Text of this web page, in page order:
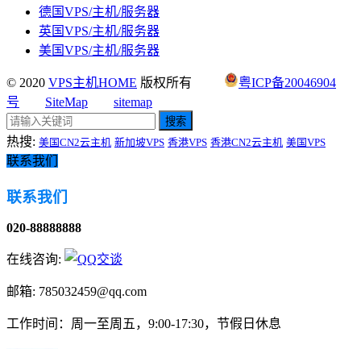
德国VPS/主机/服务器
英国VPS/主机/服务器
美国VPS/主机/服务器
© 2020 VPS主机HOME 版权所有
粤ICP备20046904
号
SiteMap sitemap
搜索
热搜: 美国CN2云主机 新加坡VPS 香港VPS 香港CN2云主机 美国VPS
联系我们
联系我们
020-88888888
在线咨询:
邮箱: 785032459@qq.com
工作时间：周一至周五，9:00-17:30，节假日休息